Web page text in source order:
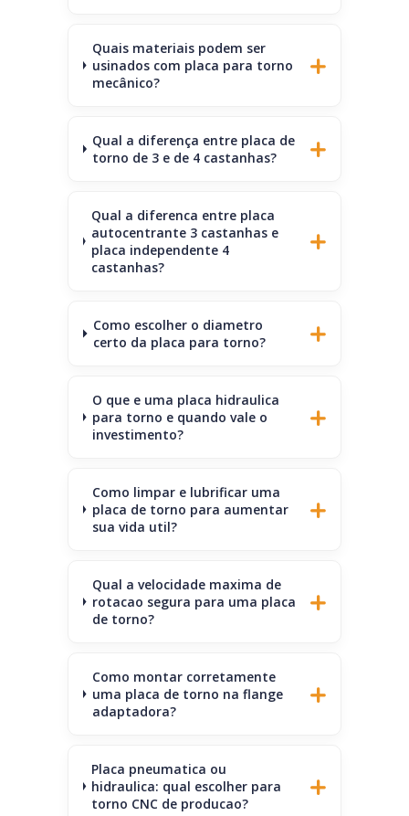
Quais materiais podem ser
usinados com placa para torno
mecânico?
Qual a diferença entre placa de
torno de 3 e de 4 castanhas?
Qual a diferenca entre placa
autocentrante 3 castanhas e
placa independente 4
castanhas?
Como escolher o diametro
certo da placa para torno?
O que e uma placa hidraulica
para torno e quando vale o
investimento?
Como limpar e lubrificar uma
placa de torno para aumentar
sua vida util?
Qual a velocidade maxima de
rotacao segura para uma placa
de torno?
Como montar corretamente
uma placa de torno na flange
adaptadora?
Placa pneumatica ou
hidraulica: qual escolher para
torno CNC de producao?